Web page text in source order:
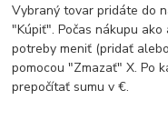
Vybraný tovar pridáte do
"Kúpiť". Počas nákupu
potreby meniť (pridať
pomocou "Zmazať" X. Po
prepočítať sumu v €.